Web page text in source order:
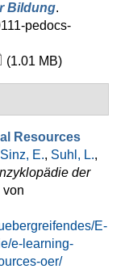
Bildung.
pedocs-
(1.01 MB)
Resources
Sinz, E., Suhl, L.,
der
von
E-
e-learning-
oer/